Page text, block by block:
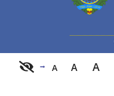
A A A